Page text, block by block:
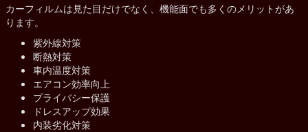
カーフィルムは見た目だけでなく、機能面でも多くのメリットがあ
ります。
紫外線対策
断熱対策
車内温度対策
エアコン効率向上
プライバシー保護
ドレスアップ効果
内装劣化対策